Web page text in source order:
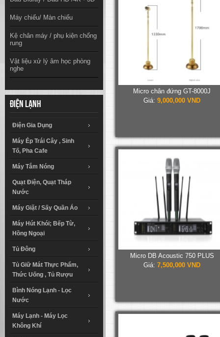
Máy chiếu/ Màn chiếu
Kệ chân máy / phụ kiện chống
rung
Vật liệu xử lý âm học phòng
nghe
Điện lạnh
Điện Gia Dụng
Máy Ép Trái Cây , Sinh
Tố, Pha Cafe
Máy Tắm Nóng
Quạt Điện, Quạt Tháp
Nước
Máy Giặt / Sấy Quần Áo
Máy Hút Khói; Bếp Từ,
Hồng Ngoại
Tủ Đông
Tủ Giữ Mát Thực Phẩm,
Thức Uống , Tủ Rượu
Bình Nóng Lạnh - Lọc
Nước
Máy Lạnh - Máy Lọc
Không Khí
Micro chân đứng GT-8000J
Giá: 9,000,000 VND
Micro DB Acoustic 750 PLUS
Giá: 7,500,000 VND